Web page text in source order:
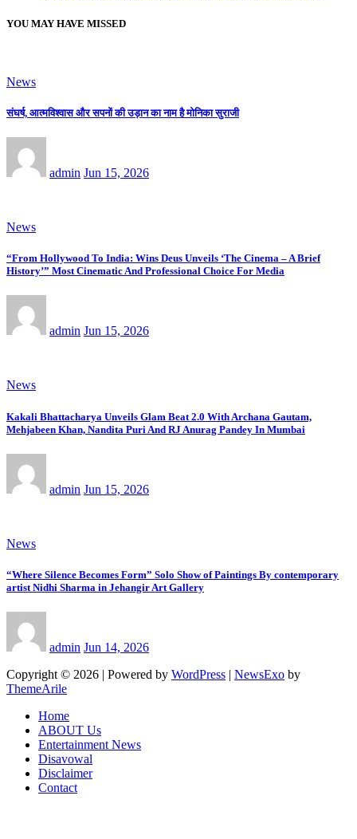
YOU MAY HAVE MISSED
News
संघर्ष, आत्मविश्वास और सपनों की उड़ान का नाम है मोनिका सुराजी
admin Jun 15, 2026
News
“From Hollywood To India: Wins Deus Unveils ‘The Cinema – A Brief
History’” Most Cinematic And Professional Choice For Media
admin Jun 15, 2026
News
Kakali Bhattacharya Unveils Glam Beat 2.0 With Archana Gautam,
Mehjabeen Khan, Nandita Puri And RJ Anurag Pandey In Mumbai
admin Jun 15, 2026
News
“Where Silence Becomes Form” Solo Show of Paintings By contemporary
artist Nidhi Sharma in Jehangir Art Gallery
admin Jun 14, 2026
Copyright © 2026 | Powered by WordPress | NewsExo by
ThemeArile
Home
ABOUT Us
Entertainment News
Disavowal
Disclaimer
Contact